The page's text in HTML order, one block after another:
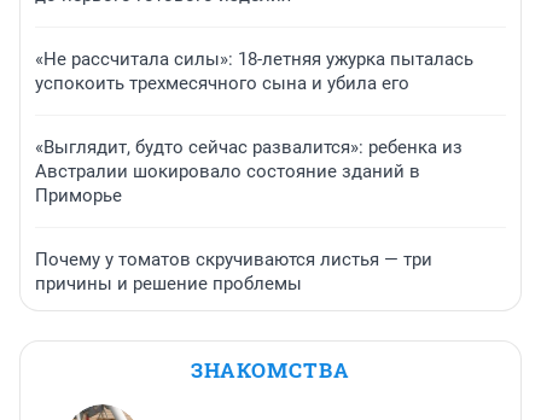
«Не рассчитала силы»: 18-летняя ужурка пыталась
успокоить трехмесячного сына и убила его
«Выглядит, будто сейчас развалится»: ребенка из
Австралии шокировало состояние зданий в
Приморье
Почему у томатов скручиваются листья — три
причины и решение проблемы
ЗНАКОМСТВА